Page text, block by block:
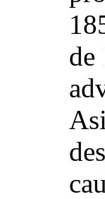
de